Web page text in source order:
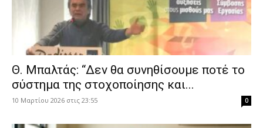
Θ. Μπαλτάς: “Δεν θα συνηθίσουμε ποτέ το
σύστημα της στοχοποίησης και...
10 Μαρτίου 2026 στις 23:55 0